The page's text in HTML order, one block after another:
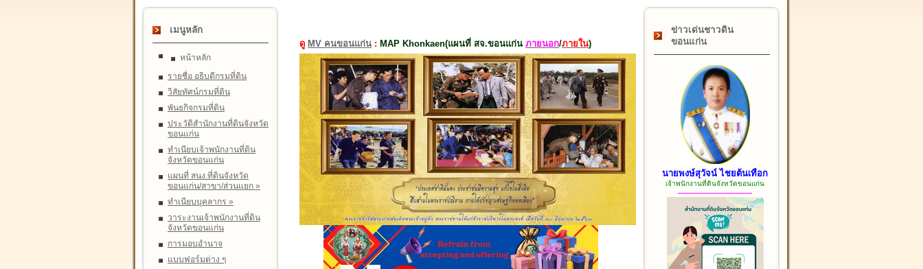
เมนูหลัก
หน้าหลัก
รายชื่อ อธิบดีกรมที่ดิน
วิสัยทัศน์กรมที่ดิน
พันธกิจกรมที่ดิน
ประวัติสำนักงานที่ดินจังหวัด
ขอนแก่น
ทำเนียบเจ้าพนักงานที่ดิน
จังหวัดขอนแก่น
แผนที่ สนง.ที่ดินจังหวัด
ขอนแก่น/สาขา/ส่วนแยก »
ทำเนียบบุคลากร »
วาระงานเจ้าพนักงานที่ดิน
จังหวัดขอนแก่น
การมอบอำนาจ
แบบฟอร์มต่าง ๆ
๑๗ กุมภาพันธ์ "วันคล้ายวันสถาปนากรมที่ดิน" ครบรอบ ๑๒๒
ดู MV คนขอนแก่น : MAP Khonkaen(แผนที่ สจ.ขอนแก่น ภายนอก/ภายใน)
ข่าวเด่นชาวดิน
ขอนแก่น
นายพงษ์สุวัจน์ ไชยต้นเทือก
เจ้าพนักงานที่ดินจังหวัดขอนแก่น
------------------------------------